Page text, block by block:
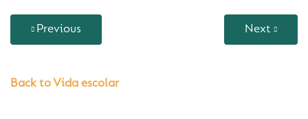
Previous Next
Back to Vida escolar